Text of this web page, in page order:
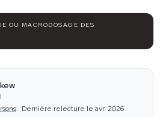
OU MACRODOSAGE DES
· Dernière relecture le avr. 2026